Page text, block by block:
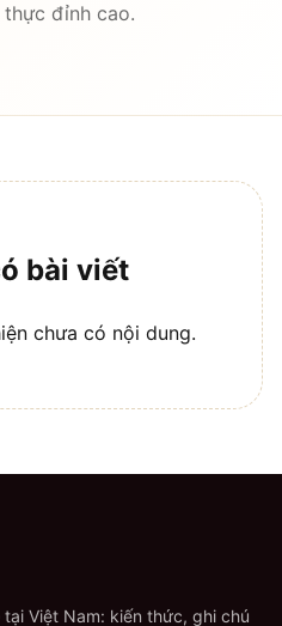
đỉnh cao.
bài viết
chưa có nội dung.
Việt Nam: kiến thức, ghi chú